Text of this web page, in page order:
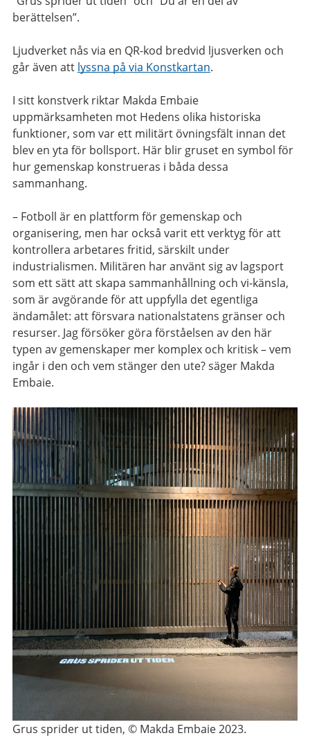
berättelsen”.
Ljudverket nås via en QR-kod bredvid ljusverken och
går även att lyssna på via Konstkartan.
I sitt konstverk riktar Makda Embaie
uppmärksamheten mot Hedens olika historiska
funktioner, som var ett militärt övningsfält innan det
blev en yta för bollsport. Här blir gruset en symbol för
hur gemenskap konstrueras i båda dessa
sammanhang.
– Fotboll är en plattform för gemenskap och
organisering, men har också varit ett verktyg för att
kontrollera arbetares fritid, särskilt under
industrialismen. Militären har använt sig av lagsport
som ett sätt att skapa sammanhållning och vi-känsla,
som är avgörande för att uppfylla det egentliga
ändamålet: att försvara nationalstatens gränser och
resurser. Jag försöker göra förståelsen av den här
typen av gemenskaper mer komplex och kritisk – vem
ingår i den och vem stänger den ute? säger Makda
Embaie.
Grus sprider ut tiden, © Makda Embaie 2023.